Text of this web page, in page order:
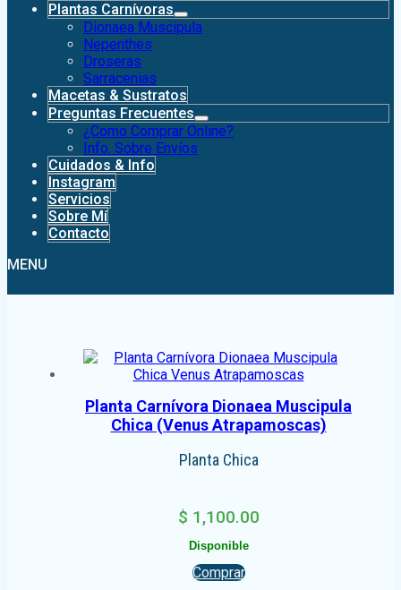
Plantas Carnívoras
Dionaea Muscipula
Nepenthes
Droseras
Sarracenias
Macetas & Sustratos
Preguntas Frecuentes
¿Como Comprar Online?
Info. Sobre Envíos
Cuidados & Info
Instagram
Servicios
Sobre Mí
Contacto
MENU
Planta Carnívora Dionaea Muscipula
Chica (Venus Atrapamoscas)
Planta Chica
$ 1,100.00
Disponible
Comprar